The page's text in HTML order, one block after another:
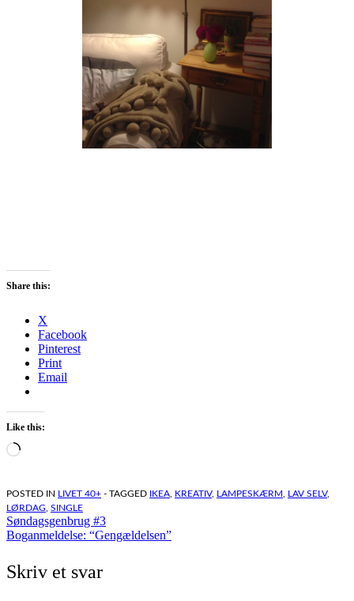
Share this:
X
Facebook
Pinterest
Print
Email
Like this:
Loading…
POSTED IN LIVET 40+ - TAGGED IKEA, KREATIV, LAMPESKÆRM, LAV SELV,
LØRDAG, SINGLE
Indlægsnavigation
Søndagsgenbrug #3
Boganmeldelse: “Gengældelsen”
Skriv et svar